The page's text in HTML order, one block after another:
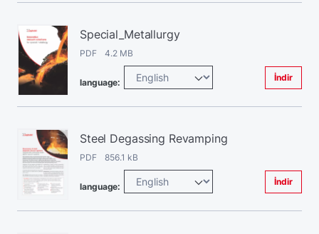
Special_Metallurgy
PDF 4.2 MB
language: İndir
Steel Degassing Revamping
PDF 856.1 kB
language: İndir